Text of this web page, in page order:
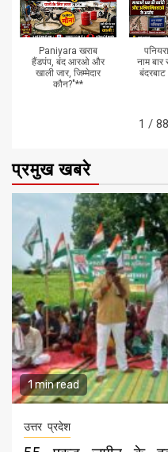
Paniyara खराब
हैंडपंप, बंद आरओ और
खाली जार, जिम्मेदार
कौन?"**
नाम
बंदरबाट
1 / 88
प्रमुख खबरे
1 min read
उत्तर प्रदेश